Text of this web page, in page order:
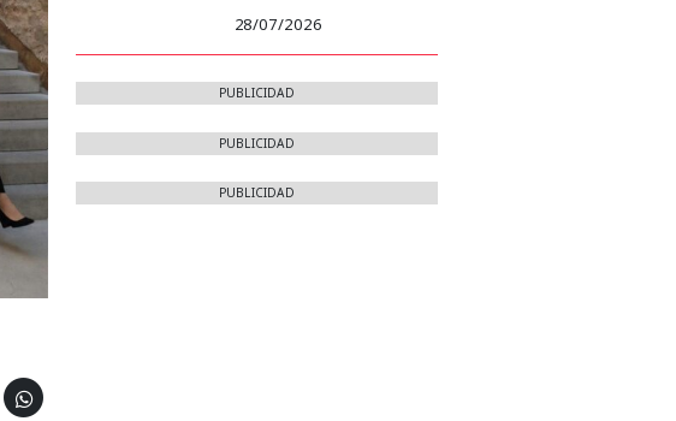
28/07/2026
PUBLICIDAD
PUBLICIDAD
PUBLICIDAD